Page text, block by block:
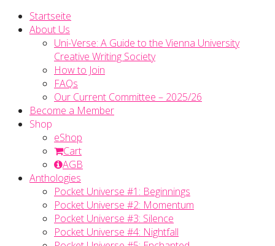
Startseite
About Us
Uni-Verse: A Guide to the Vienna University
Creative Writing Society
How to Join
FAQs
Our Current Committee – 2025/26
Become a Member
Shop
eShop
Cart
AGB
Anthologies
Pocket Universe #1: Beginnings
Pocket Universe #2: Momentum
Pocket Universe #3: Silence
Pocket Universe #4: Nightfall